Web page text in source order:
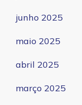
junho 2025
maio 2025
abril 2025
março 2025